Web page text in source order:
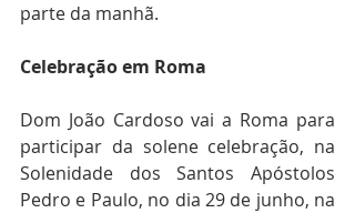
parte da manhã.
Celebração em Roma
Dom João Cardoso vai a Roma para
participar da solene celebração, na
Solenidade dos Santos Apóstolos
Pedro e Paulo, no dia 29 de junho, na